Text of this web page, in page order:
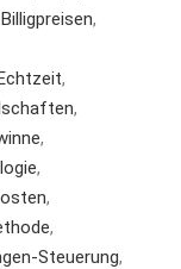
Billigpreisen,
,
,
,
,
,
,
Steuerung,